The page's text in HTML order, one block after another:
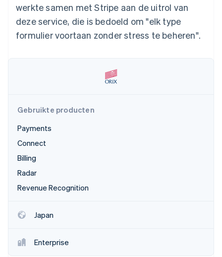
Oprichting van een start-up
Climate
CO₂-verwijdering
Online identiteitsverificatie
Stripe Sessions 2026
Ecosysteem
werkte samen met Stripe aan de uitrol van
deze service, die is bedoeld om "elk type
formulier voortaan zonder stress te beheren".
Gebruikte producten
Payments
Connect
Billing
Radar
Revenue Recognition
Japan
Enterprise